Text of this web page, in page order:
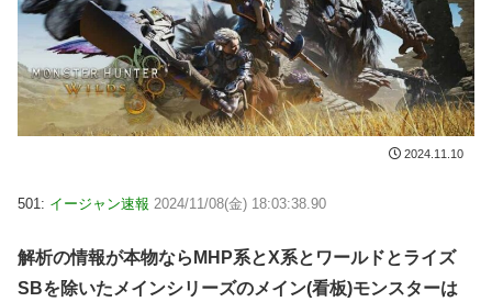
2024.11.10
501: イージャン速報 2024/11/08(金) 18:03:38.90
解析の情報が本物ならMHP系とX系とワールドとライズ
SBを除いたメインシリーズのメイン(看板)モンスターは